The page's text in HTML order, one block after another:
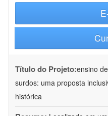
Título do Projeto:ensino
surdos: uma proposta
histórica